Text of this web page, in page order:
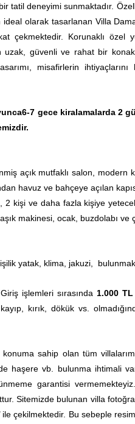
tatil deneyimi sunmaktadır.
ideal olarak tasarlanan Villa
çekmektedir. Korunaklı
uzak, güvenli ve rahat bir
misafirlerin
6-7 gece kiralamalarda 2
açık mutfaklı salon, modern
havuz ve bahçeye açılan
2 kişi ve daha fazla kişiye
makinesi, ocak, buzdolabı ve
yatak, klima, jakuzi,
Giriş işlemleri sırasında 1.000 TL
kırık, dökük vs.
sahip olan tüm
haşere vb. bulunma ihtimali
garantisi
Sitemizde bulunan villa
ile çekilmektedir. Bu sebeple